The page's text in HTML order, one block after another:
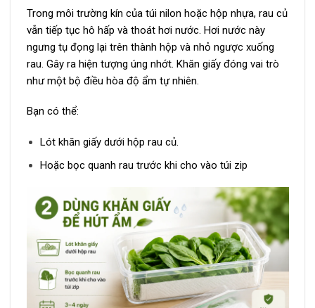
Trong môi trường kín của túi nilon hoặc hộp nhựa, rau củ
vẫn tiếp tục hô hấp và thoát hơi nước. Hơi nước này
ngưng tụ đọng lại trên thành hộp và nhỏ ngược xuống
rau. Gây ra hiện tượng úng nhớt. Khăn giấy đóng vai trò
như một bộ điều hòa độ ẩm tự nhiên.
Bạn có thể:
Lót khăn giấy dưới hộp rau củ.
Hoặc bọc quanh rau trước khi cho vào túi zip